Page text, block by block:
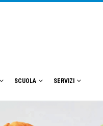
SCUOLA SERVIZI